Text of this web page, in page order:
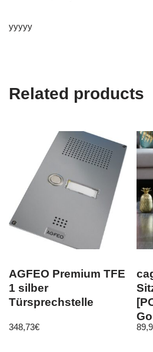
yyyyy
Related products
AGFEO Premium TFE
1 silber
Türsprechstelle
348,73€